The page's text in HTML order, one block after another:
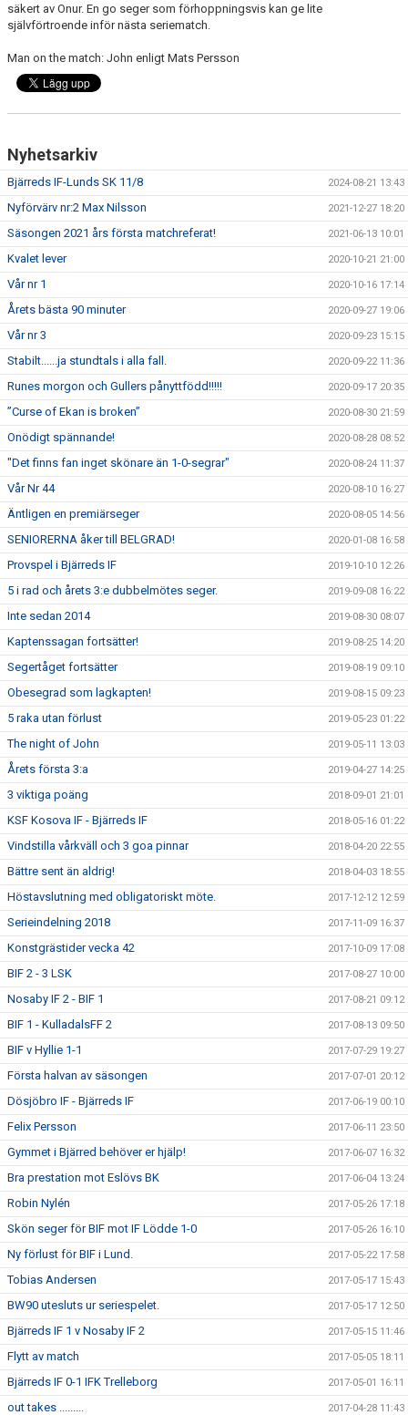
säkert av Onur. En go seger som förhoppningsvis kan ge lite
självförtroende inför nästa seriematch.
Man on the match: John enligt Mats Persson
Nyhetsarkiv
Bjärreds IF-Lunds SK 11/8 2024-08-21 13:43
Nyförvärv nr:2 Max Nilsson 2021-12-27 18:20
Säsongen 2021 års första matchreferat! 2021-06-13 10:01
Kvalet lever 2020-10-21 21:00
Vår nr 1 2020-10-16 17:14
Årets bästa 90 minuter 2020-09-27 19:06
Vår nr 3 2020-09-23 15:15
Stabilt......ja stundtals i alla fall. 2020-09-22 11:36
Runes morgon och Gullers pånyttfödd!!!!! 2020-09-17 20:35
”Curse of Ekan is broken” 2020-08-30 21:59
Onödigt spännande! 2020-08-28 08:52
"Det finns fan inget skönare än 1-0-segrar" 2020-08-24 11:37
Vår Nr 44 2020-08-10 16:27
Äntligen en premiärseger 2020-08-05 14:56
SENIORERNA åker till BELGRAD! 2020-01-08 16:58
Provspel i Bjärreds IF 2019-10-10 12:26
5 i rad och årets 3:e dubbelmötes seger. 2019-09-08 16:22
Inte sedan 2014 2019-08-30 08:07
Kaptenssagan fortsätter! 2019-08-25 14:20
Segertåget fortsätter 2019-08-19 09:10
Obesegrad som lagkapten! 2019-08-15 09:23
5 raka utan förlust 2019-05-23 01:22
The night of John 2019-05-11 13:03
Årets första 3:a 2019-04-27 14:25
3 viktiga poäng 2018-09-01 21:01
KSF Kosova IF - Bjärreds IF 2018-05-16 01:22
Vindstilla vårkväll och 3 goa pinnar 2018-04-20 22:55
Bättre sent än aldrig! 2018-04-03 18:55
Höstavslutning med obligatoriskt möte. 2017-12-12 12:59
Serieindelning 2018 2017-11-09 16:37
Konstgrästider vecka 42 2017-10-09 17:08
BIF 2 - 3 LSK 2017-08-27 10:00
Nosaby IF 2 - BIF 1 2017-08-21 09:12
BIF 1 - KulladalsFF 2 2017-08-13 09:50
BIF v Hyllie 1-1 2017-07-29 19:27
Första halvan av säsongen 2017-07-01 20:12
Dösjöbro IF - Bjärreds IF 2017-06-19 00:10
Felix Persson 2017-06-11 23:50
Gymmet i Bjärred behöver er hjälp! 2017-06-07 16:32
Bra prestation mot Eslövs BK 2017-06-04 13:24
Robin Nylén 2017-05-26 17:18
Skön seger för BIF mot IF Lödde 1-0 2017-05-26 16:10
Ny förlust för BIF i Lund. 2017-05-22 17:58
Tobias Andersen 2017-05-17 15:43
BW90 utesluts ur seriespelet. 2017-05-17 12:50
Bjärreds IF 1 v Nosaby IF 2 2017-05-15 11:46
Flytt av match 2017-05-05 18:11
Bjärreds IF 0-1 IFK Trelleborg 2017-05-01 16:11
out takes ......... 2017-04-28 11:43